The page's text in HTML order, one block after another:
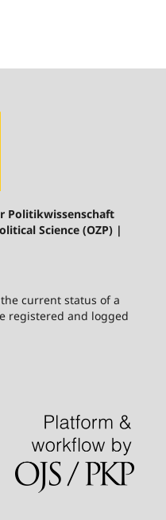
Politikwissenschaft
Science (OZP) |
current status of a
registered and logged